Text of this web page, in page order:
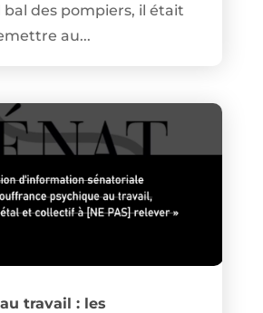
des pompiers, il était
au...
travail : les